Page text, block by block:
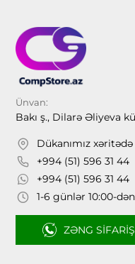
Ünvan:
Bakı ş., Dilarə Əliyeva
Dükanımız xəritədə
+994 (51) 596 31 44
+994 (51) 596 31 44
1-6 günlər 10:00-
ZƏNG